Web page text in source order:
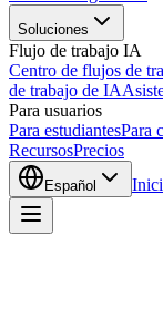
Soluciones
Flujo de trabajo IA
Centro de flujos de
de trabajo de IA
Para usuarios
Para estudiantesPara
RecursosPrecios
Español